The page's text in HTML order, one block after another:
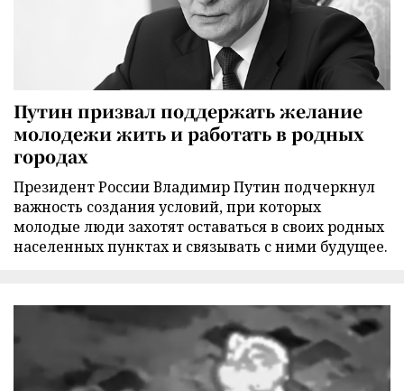
Путин призвал поддержать желание
молодежи жить и работать в родных
городах
Президент России Владимир Путин подчеркнул
важность создания условий, при которых
молодые люди захотят оставаться в своих родных
населенных пунктах и связывать с ними будущее.